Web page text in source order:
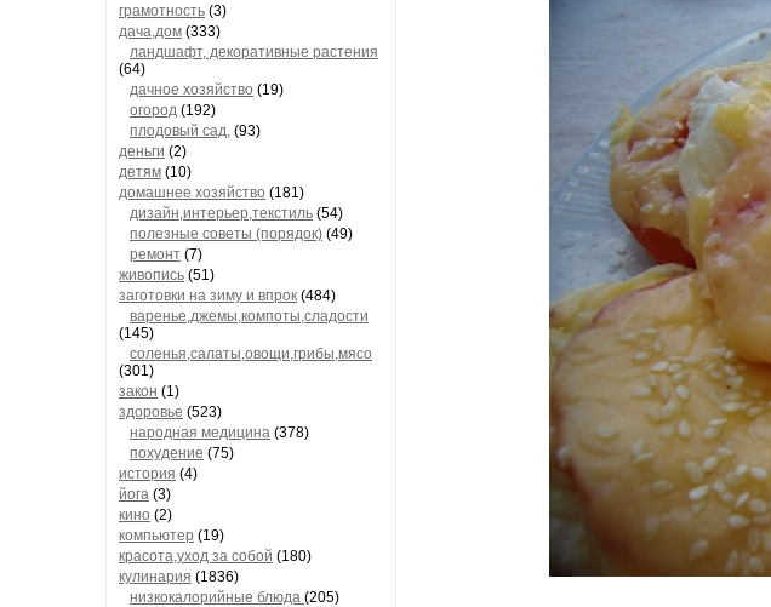
грамотность (3)
дача,дом (333)
ландшафт, декоративные растения
(64)
дачное хозяйство (19)
огород (192)
плодовый сад, (93)
деньги (2)
детям (10)
домашнее хозяйство (181)
дизайн,интерьер,текстиль (54)
полезные советы (порядок) (49)
ремонт (7)
живопись (51)
заготовки на зиму и впрок (484)
варенье,джемы,компоты,сладости
(145)
соленья,салаты,овощи,грибы,мясо
(301)
закон (1)
здоровье (523)
народная медицина (378)
похудение (75)
история (4)
йога (3)
кино (2)
компьютер (19)
красота,уход за собой (180)
кулинария (1836)
низкокалорийные блюда (205)